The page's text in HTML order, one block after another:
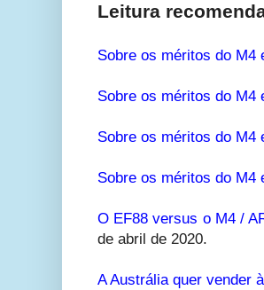
Leitura
Sobre os méritos do M4
Sobre os méritos do M4
Sobre os méritos do M4
Sobre os méritos do M4
O EF88 versus o M4 /
de abril de 2020.
A Austrália quer vender